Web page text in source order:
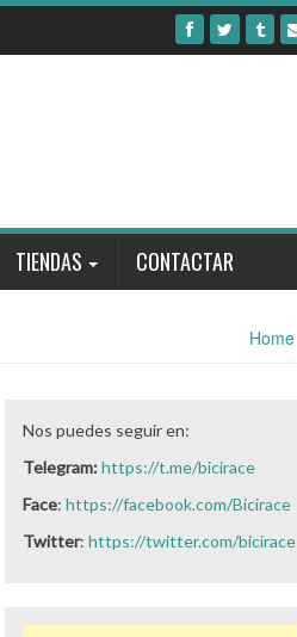
TIENDAS CONTACTAR
Home
Nos puedes seguir en:
Telegram:https://t.me/bicirace
Face: https://facebook.com/Bicirace
Twitter: https://twitter.com/bicirace